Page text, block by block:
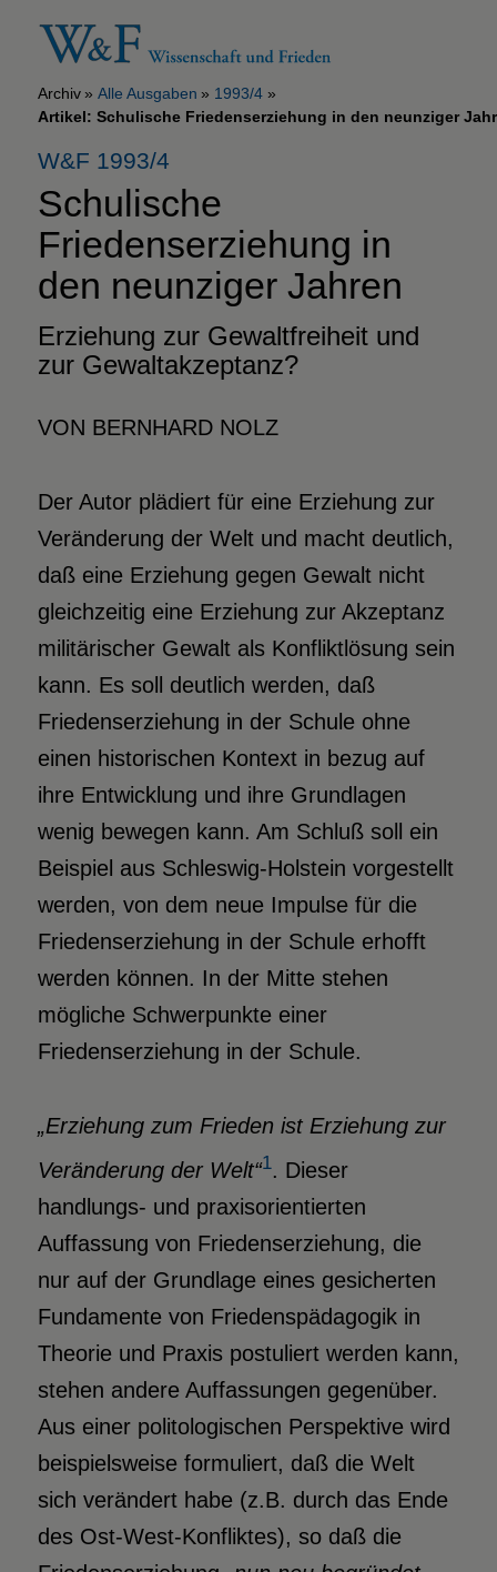
Archiv Alle Ausgaben
1993/4
Artikel: Schulische Friedenserziehung in den neunziger
W&F 1993/4
Schulische
Friedenserziehung in
den neunziger Jahren
Erziehung zur Gewaltfreiheit und
zur Gewaltakzeptanz?
VON BERNHARD NOLZ
Der Autor plädiert für eine Erziehung zur
Veränderung der Welt und macht deutlich,
daß eine Erziehung gegen Gewalt nicht
gleichzeitig eine Erziehung zur Akzeptanz
militärischer Gewalt als Konfliktlösung sein
kann. Es soll deutlich werden, daß
Friedenserziehung in der Schule ohne
einen historischen Kontext in bezug auf
ihre Entwicklung und ihre Grundlagen
wenig bewegen kann. Am Schluß soll ein
Beispiel aus Schleswig-Holstein vorgestellt
werden, von dem neue Impulse für die
Friedenserziehung in der Schule erhofft
werden können. In der Mitte stehen
mögliche Schwerpunkte einer
Friedenserziehung in der Schule.
„Erziehung zum Frieden ist Erziehung zur
Veränderung der Welt“1. Dieser
handlungs- und praxisorientierten
Auffassung von Friedenserziehung, die
nur auf der Grundlage eines gesicherten
Fundamente von Friedenspädagogik in
Theorie und Praxis postuliert werden kann,
stehen andere Auffassungen gegenüber.
Aus einer politologischen Perspektive wird
beispielsweise formuliert, daß die Welt
sich verändert habe (z.B. durch das Ende
des Ost-West-Konfliktes), so daß die